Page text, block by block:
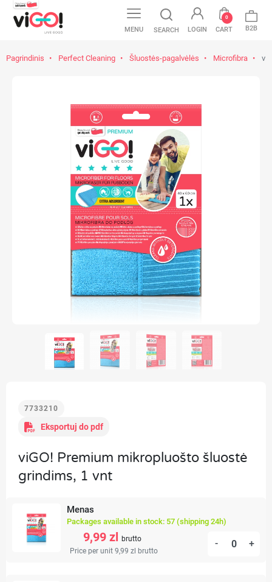
MENU SEARCH LOGIN CART
0
B2B
Pagrindinis Perfect Cleaning Šluostės-pagalvėlės Microfibra
7733210
Eksportuj do pdf
viGO! Premium mikropluošto šluostė
grindims, 1 vnt
Menas
Packages available in stock: 57 (shipping 24h)
9,99 zl brutto
Price per unit 9,99 zl brutto
- +